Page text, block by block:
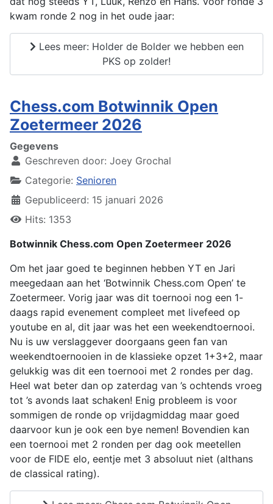
kwam ronde 2 nog in het oude jaar:
Lees meer: Holder de Bolder we hebben een
PKS op zolder!
Chess.com Botwinnik Open
Zoetermeer 2026
Gegevens
Geschreven door: Joey Grochal
Categorie: Senioren
Gepubliceerd: 15 januari 2026
Hits: 1353
Botwinnik Chess.com Open Zoetermeer 2026
Om het jaar goed te beginnen hebben YT en Jari
meegedaan aan het ‘Botwinnik Chess.com Open’ te
Zoetermeer. Vorig jaar was dit toernooi nog een 1-
daags rapid evenement compleet met livefeed op
youtube en al, dit jaar was het een weekendtoernooi.
Nu is uw verslaggever doorgaans geen fan van
weekendtoernooien in de klassieke opzet 1+3+2, maar
gelukkig was dit een toernooi met 2 rondes per dag.
Heel wat beter dan op zaterdag van ’s ochtends vroeg
tot ’s avonds laat schaken! Enig probleem is voor
sommigen de ronde op vrijdagmiddag maar goed
daarvoor kun je ook een bye nemen! Bovendien kan
een toernooi met 2 ronden per dag ook meetellen
voor de FIDE elo, eentje met 3 absoluut niet (althans
de classical rating).